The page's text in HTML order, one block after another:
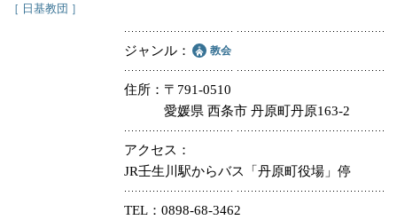
［ 日基教団 ］
ジャンル 教会
住所
〒791-0510
愛媛県 西条市 丹原町丹原163-2
アクセス
JR壬生川駅からバス「丹原町役場」停
TEL 0898-68-3462